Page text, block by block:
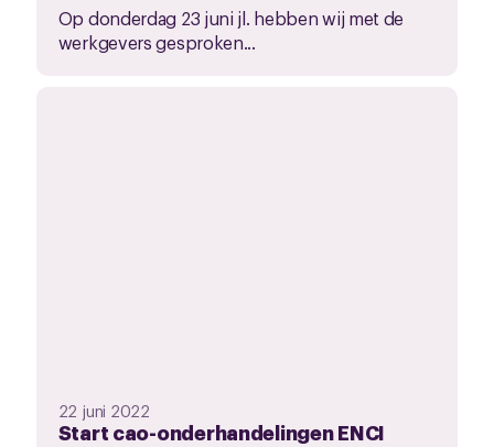
Op donderdag 23 juni jl. hebben wij met de
werkgevers gesproken...
22 juni 2022
Start cao-onderhandelingen ENCI